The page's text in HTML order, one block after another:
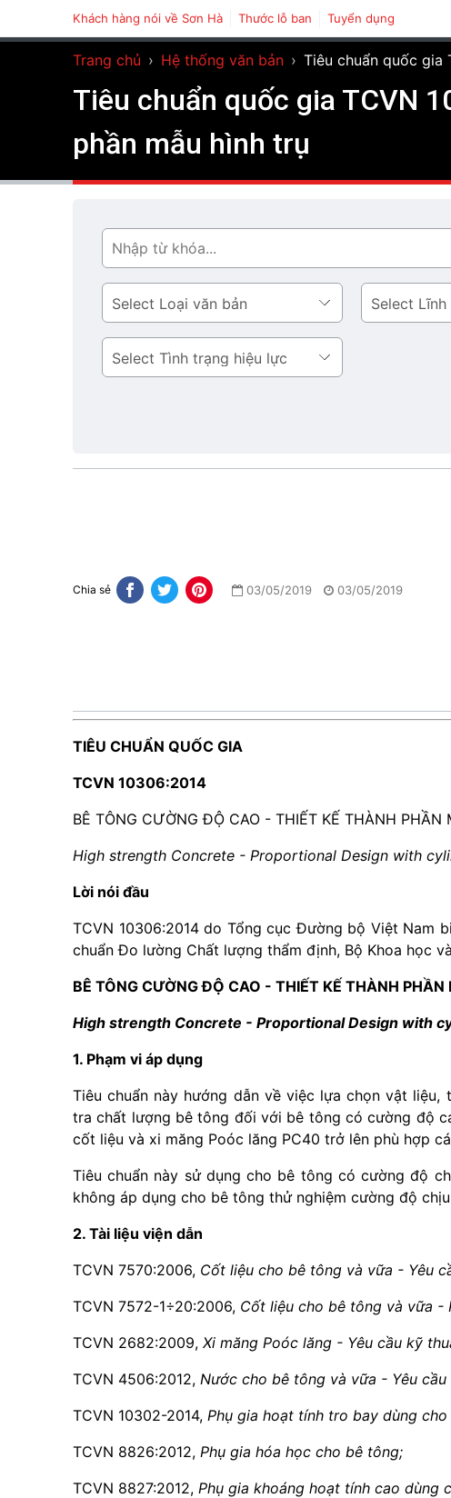
Khách hàng nói về Sơn Hà Thước lỗ ban Tuyển dụng
Trang chủ › Hệ thống văn bản › Tiêu chuẩn quốc gia
Tiêu chuẩn quốc gia TCVN
phần mẫu hình trụ
Tìm
Loại
văn
bản
Lĩnh
vực
Tình
trạng
Chia sẻ 03/05/2019 03/05/2019
TIÊU CHUẨN QUỐC GIA
TCVN 10306:2014
BÊ TÔNG CƯỜNG ĐỘ CAO - THIẾT KẾ THÀNH PHẦN
High strength Concrete - Proportional Design with
Lời nói đầu
TCVN 10306:2014 do Tổng cục Đường bộ Việt Nam
chuẩn Đo lường Chất lượng thẩm định, Bộ Khoa học
BÊ TÔNG CƯỜNG ĐỘ CAO - THIẾT KẾ THÀNH PHẦN
High strength Concrete - Proportional Design with
1. Phạm vi áp dụng
Tiêu chuẩn này hướng dẫn về việc lựa chọn vật
tra chất lượng bê tông đối với bê tông có cường độ
cốt liệu và xi măng Poóc lăng PC40 trở lên phù hợp
Tiêu chuẩn này sử dụng cho bê tông có cường độ
không áp dụng cho bê tông thử nghiệm cường độ
2. Tài liệu viện dẫn
TCVN 7570:2006, Cốt liệu cho bê tông và vữa - Yêu
TCVN 7572-1÷20:2006, Cốt liệu cho bê tông và vữa -
TCVN 2682:2009, Xi măng Poóc lăng - Yêu cầu kỹ
TCVN 4506:2012, Nước cho bê tông và vữa - Yêu cầu
TCVN 10302-2014, Phụ gia hoạt tính tro bay dùng
TCVN 8826:2012, Phụ gia hóa học cho bê tông;
TCVN 8827:2012, Phụ gia khoáng hoạt tính cao dùng